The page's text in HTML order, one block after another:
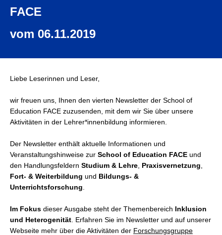
FACE
vom 06.11.2019
Liebe Leserinnen und Leser,
wir freuen uns, Ihnen den vierten Newsletter der School of
Education FACE zuzusenden, mit dem wir Sie über unsere
Aktivitäten in der Lehrer*innenbildung informieren.
Der Newsletter enthält aktuelle Informationen und
Veranstaltungshinweise zur School of Education FACE und
den Handlungsfeldern Studium & Lehre Praxisvernetzung
Fort- & Weiterbildung und Bildungs- &
Unterrichtsforschung
Im Fokus dieser Ausgabe steht der Themenbereich Inklusion
und Heterogenität . Erfahren Sie im Newsletter und auf unserer
Webseite mehr über die Aktivitäten der Forschungsgruppe